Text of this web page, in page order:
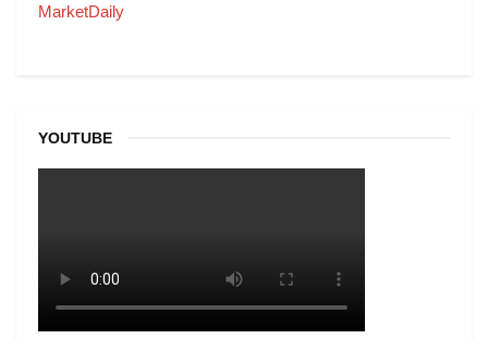
MarketDaily
YOUTUBE